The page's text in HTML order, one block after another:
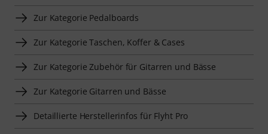
Zur Kategorie Pedalboards
Zur Kategorie Taschen, Koffer & Cases
Zur Kategorie Zubehör für Gitarren und Bässe
Zur Kategorie Gitarren und Bässe
Detaillierte Herstellerinfos für Flyht Pro